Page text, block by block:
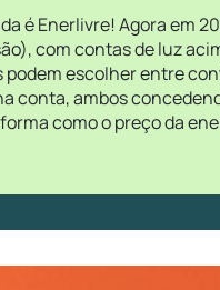
é Enerlivre! Agora em
com contas de luz
podem escolher entre
conta, ambos
como o preço da